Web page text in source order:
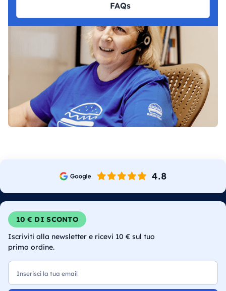
FAQs
10 € DI SCONTO
Iscriviti alla newsletter e ricevi 10 € sul tuo
primo ordine.